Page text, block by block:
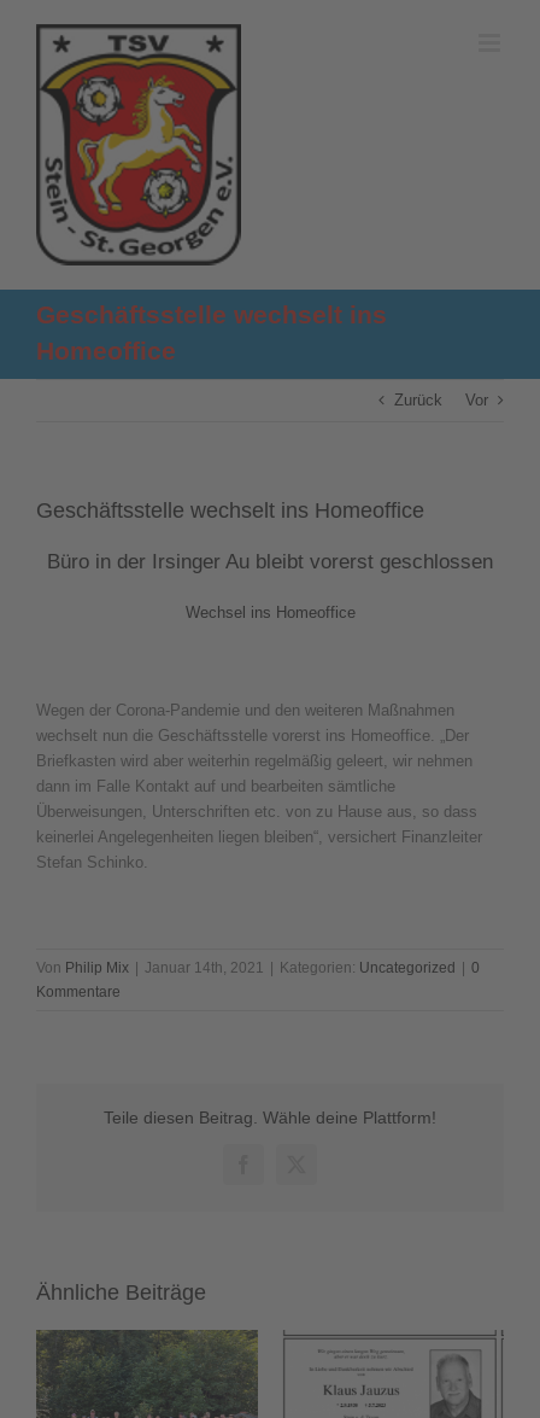
Geschäftsstelle wechselt ins
Homeoffice
Zurück Vor
Geschäftsstelle wechselt ins Homeoffice
Büro in der Irsinger Au bleibt vorerst geschlossen
Wechsel ins Homeoffice
Wegen der Corona-Pandemie und den weiteren Maßnahmen
wechselt nun die Geschäftsstelle vorerst ins Homeoffice. „Der
Briefkasten wird aber weiterhin regelmäßig geleert, wir nehmen
dann im Falle Kontakt auf und bearbeiten sämtliche
Überweisungen, Unterschriften etc. von zu Hause aus, so dass
keinerlei Angelegenheiten liegen bleiben“, versichert Finanzleiter
Stefan Schinko.
Von Philip Mix Januar 14th, 2021 Kategorien: Uncategorized
0
Kommentare
Teile diesen Beitrag. Wähle deine Plattform!
Ähnliche Beiträge